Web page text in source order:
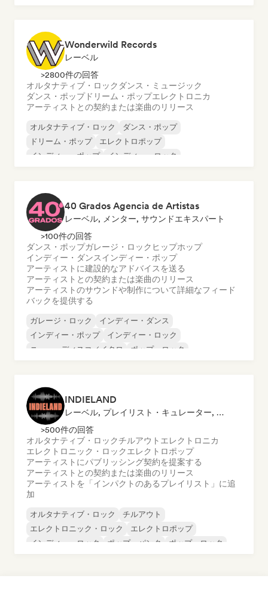
Wonderwild Records
レーベル
>2800件の回答
オルタナティブ・ロック ダンス・ミュージック
ダンス・ポップドリーム・ポップエレクトロニカ
アーティストとの契約または楽曲のリリース
オルタナティブ・ロック
ダンス・ポップ
ドリーム・ポップ
エレクトロポップ
インディー・ポップ
インディー・ロック
40 Grados Agencia de Artistas
レーベル, メンター, サウンドエキスパート
>100件の回答
ダンス・ポップガレージ・ロック ヒップホップ
インディー・ダンスインディー・ポップ
アーティストに建設的なアドバイスを送る
アーティストとの契約または楽曲のリリース
アーティストのサウンドや制作について詳細なフィード
バックを提供する
ガレージ・ロック
インディー・ダンス
インディー・ポップ
インディー・ロック
ニュー・ディスコ／イタロ
ポップ・ロック
INDIELAND
レーベル, プレイリスト・キュレーター, 発行者
>500件の回答
オルタナティブ・ロックチルアウト エレクトロニカ
エレクトロニック・ロックエレクトロポップ
アーティストにパブリッシング契約を提案する
アーティストとの契約または楽曲のリリース
アーティストを「インパクトのあるプレイリスト」に追
加
オルタナティブ・ロック
チルアウト
エレクトロニック・ロック
エレクトロポップ
インディー・ロック
ポップ・パンク
ポップ・ロック